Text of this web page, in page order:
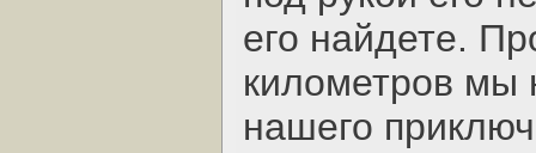
его найдете.
километров мы
нашего